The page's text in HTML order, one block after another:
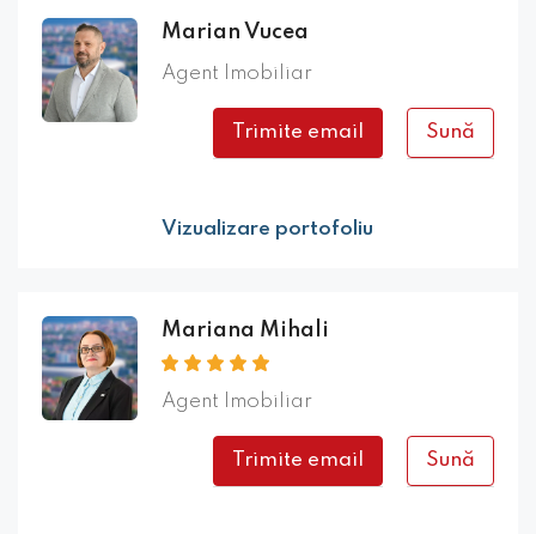
Marian Vucea
Agent Imobiliar
Trimite email Sună
Vizualizare portofoliu
Mariana Mihali
Agent Imobiliar
Trimite email Sună